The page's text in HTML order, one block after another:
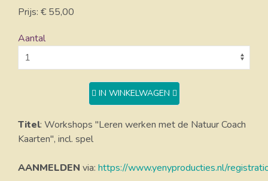
Prijs: € 55,00
Aantal
IN WINKELWAGEN
Titel: Workshops "Leren werken met de Natuur Coach
Kaarten", incl. spel
AANMELDEN via: https://www.yenyproducties.nl/